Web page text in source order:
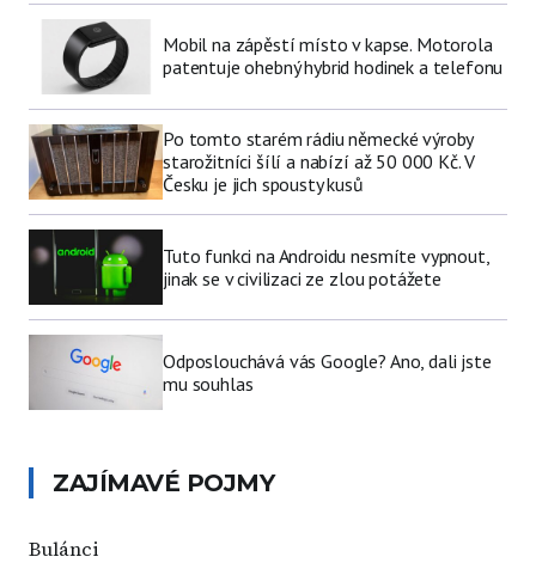
Mobil na zápěstí místo v kapse. Motorola
patentuje ohebný hybrid hodinek a telefonu
Po tomto starém rádiu německé výroby
starožitníci šílí a nabízí až 50 000 Kč. V
Česku je jich spousty kusů
Tuto funkci na Androidu nesmíte vypnout,
jinak se v civilizaci ze zlou potážete
Odposlouchává vás Google? Ano, dali jste
mu souhlas
ZAJÍMAVÉ POJMY
Bulánci